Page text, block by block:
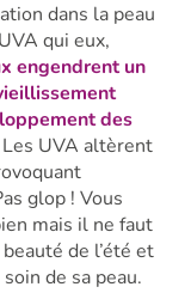
dans la peau
qui eux,
engendrent un
des
UVA altèrent
glop ! Vous
mais il ne faut
de l’été et
de sa peau.